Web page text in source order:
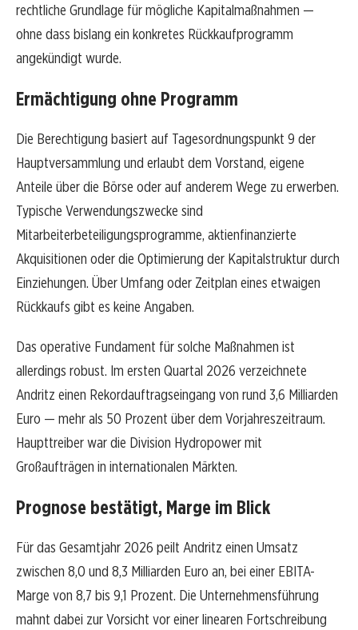
rechtliche Grundlage für mögliche Kapitalmaßnahmen —
ohne dass bislang ein konkretes Rückkaufprogramm
angekündigt wurde.
Ermächtigung ohne Programm
Die Berechtigung basiert auf Tagesordnungspunkt 9 der
Hauptversammlung und erlaubt dem Vorstand, eigene
Anteile über die Börse oder auf anderem Wege zu erwerben.
Typische Verwendungszwecke sind
Mitarbeiterbeteiligungsprogramme, aktienfinanzierte
Akquisitionen oder die Optimierung der Kapitalstruktur durch
Einziehungen. Über Umfang oder Zeitplan eines etwaigen
Rückkaufs gibt es keine Angaben.
Das operative Fundament für solche Maßnahmen ist
allerdings robust. Im ersten Quartal 2026 verzeichnete
Andritz einen Rekordauftragseingang von rund 3,6 Milliarden
Euro — mehr als 50 Prozent über dem Vorjahreszeitraum.
Haupttreiber war die Division Hydropower mit
Großaufträgen in internationalen Märkten.
Prognose bestätigt, Marge im Blick
Für das Gesamtjahr 2026 peilt Andritz einen Umsatz
zwischen 8,0 und 8,3 Milliarden Euro an, bei einer EBITA-
Marge von 8,7 bis 9,1 Prozent. Die Unternehmensführung
mahnt dabei zur Vorsicht vor einer linearen Fortschreibung